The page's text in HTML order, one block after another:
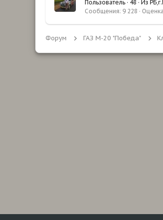
Пользователь · 48 · Из
Сообщения 9 228
Форум ГАЗ М-20 "Победа"